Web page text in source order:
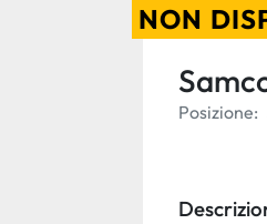
NON
Posizione: